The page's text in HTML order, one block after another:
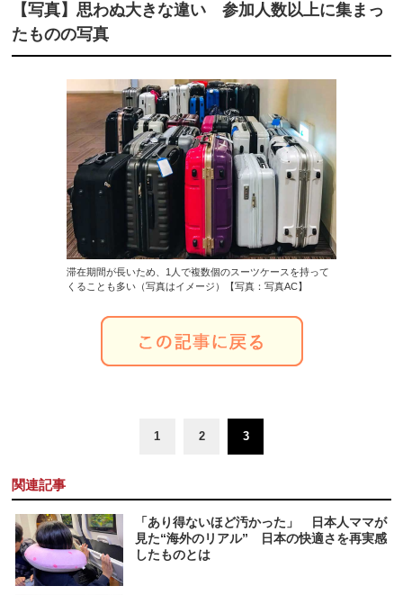
【写真】思わぬ大きな違い 参加人数以上に集まっ
たものの写真
滞在期間が長いため、1人で複数個のスーツケースを持って
くることも多い（写真はイメージ）【写真：写真AC】
1 2 3
関連記事
「あり得ないほど汚かった」 日本人ママが
見た“海外のリアル” 日本の快適さを再実感
したものとは